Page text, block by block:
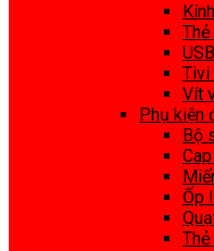
Thẻ
USB
Tivi
Vít
Phụ kiện
Bộ
Ốp